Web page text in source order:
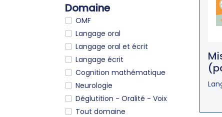
Domaine
OMF
Langage oral
Langage oral et écrit
Langage écrit
Cognition mathématique
Neurologie
Déglutition - Oralité - Voix
Tout domaine